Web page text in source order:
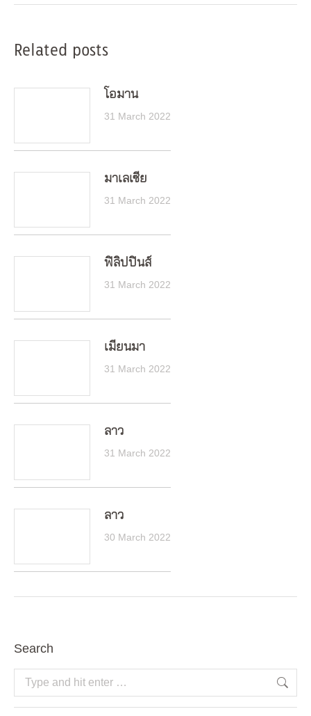
Related posts
โอมาน
31 March 2022
มาเลเซีย
31 March 2022
ฟิลิปปินส์
31 March 2022
เมียนมา
31 March 2022
ลาว
31 March 2022
ลาว
30 March 2022
Search
Search: